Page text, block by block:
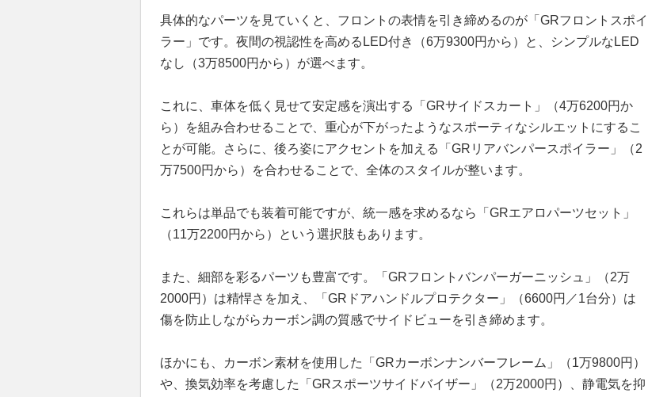
具体的なパーツを見ていくと、フロントの表情を引き締めるのが「GRフロントスポイ
ラー」です。夜間の視認性を高めるLED付き（6万9300円から）と、シンプルなLED
なし（3万8500円から）が選べます。
これに、車体を低く見せて安定感を演出する「GRサイドスカート」（4万6200円か
ら）を組み合わせることで、重心が下がったようなスポーティなシルエットにするこ
とが可能。さらに、後ろ姿にアクセントを加える「GRリアバンパースポイラー」（2
万7500円から）を合わせることで、全体のスタイルが整います。
これらは単品でも装着可能ですが、統一感を求めるなら「GRエアロパーツセット」
（11万2200円から）という選択肢もあります。
また、細部を彩るパーツも豊富です。「GRフロントバンパーガーニッシュ」（2万
2000円）は精悍さを加え、「GRドアハンドルプロテクター」（6600円／1台分）は
傷を防止しながらカーボン調の質感でサイドビューを引き締めます。
ほかにも、カーボン素材を使用した「GRカーボンナンバーフレーム」（1万9800円）
や、換気効率を考慮した「GRスポーツサイドバイザー」（2万2000円）、静電気を抑